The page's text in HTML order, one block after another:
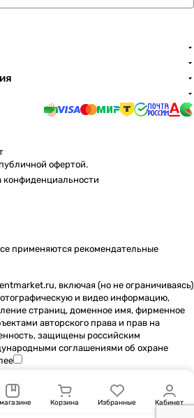
офертой.
конфиденциальности
применяются рекомендательные
включая (но не ограничиваясь)
и видео информацию,
страниц, доменное имя, фирменное
авторского права и прав на
защищены российским
соглашениями об охране
Корзина Избранные Кабинет